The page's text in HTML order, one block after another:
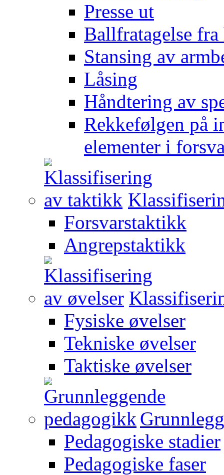
Presse ut
Ballfratagelse fra
Stansing av
Låsing
Håndtering av
Rekkefølgen på
elementer i
Forsvarstaktikk
Angrepstaktikk
Fysiske øvelser
Tekniske øvelser
Taktiske øvelser
Pedagogiske stadier
Pedagogiske faser